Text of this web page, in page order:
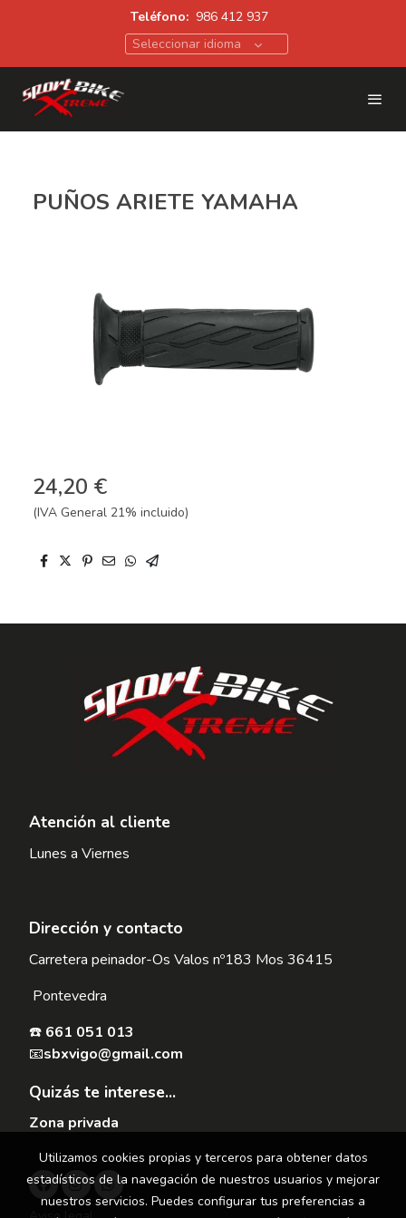
Teléfono: 986 412 937
Seleccionar idioma
PUÑOS ARIETE YAMAHA
24,20 €
(IVA General 21% incluido)
Atención al cliente
Lunes a Viernes
Dirección y contacto
Carretera peinador-Os Valos nº183 Mos 36415
Pontevedra
☎️ 661 051 013
📧sbxvigo@gmail.com
Quizás te interese...
Zona privada
Utilizamos cookies propias y terceros para obtener datos
estadísticos de la navegación de nuestros usuarios y mejorar
nuestros servicios. Puedes configurar tus preferencias a